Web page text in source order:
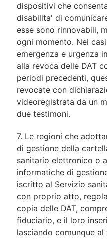
dispositivi che
disabilita' di
esse sono rinnovabili,
ogni momento. Nei
emergenza e urgenza
alla revoca delle DAT
periodi precedenti,
revocate con
videoregistrata da un
due testimoni.
7. Le regioni che
di gestione della
sanitario elettronico o
informatiche di
iscritto al Servizio
con proprio atto,
copia delle DAT,
fiduciario, e il loro
lasciando comunque